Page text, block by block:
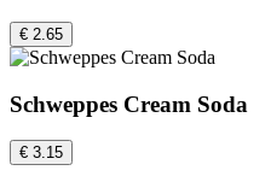
€ 2.65
Schweppes Cream Soda
€ 3.15